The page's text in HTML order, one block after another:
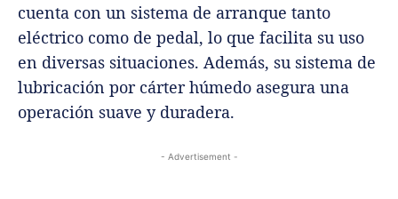
cuenta con un sistema de arranque tanto
eléctrico como de pedal, lo que facilita su uso
en diversas situaciones. Además, su sistema de
lubricación por cárter húmedo asegura una
operación suave y duradera.
- Advertisement -